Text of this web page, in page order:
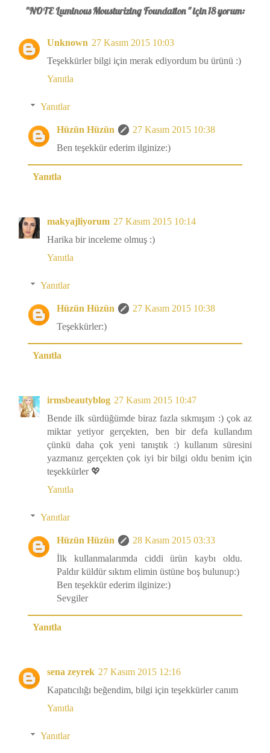
"NOTE Luminous Mousturizing Foundation " için 18 yorum:
Unknown 27 Kasım 2015 10:03
Teşekkürler bilgi için merak ediyordum bu ürünü :)
Yanıtla
Yanıtlar
Hüzün Hüzün
27 Kasım 2015 10:38
Ben teşekkür ederim ilginize:)
Yanıtla
makyajliyorum 27 Kasım 2015 10:14
Harika bir inceleme olmuş :)
Yanıtla
Yanıtlar
Hüzün Hüzün
27 Kasım 2015 10:38
Teşekkürler:)
Yanıtla
irmsbeautyblog 27 Kasım 2015 10:47
Bende ilk sürdüğümde biraz fazla sıkmışım :) çok az
miktar yetiyor gerçekten, ben bir defa kullandım
çünkü daha çok yeni tanıştık :) kullanım süresini
yazmanız gerçekten çok iyi bir bilgi oldu benim için
teşekkürler 💖
Yanıtla
Yanıtlar
Hüzün Hüzün
28 Kasım 2015 03:33
İlk kullanmalarımda ciddi ürün kaybı oldu.
Paldır küldür sıktım elimin üstüne boş bulunup:)
Ben teşekkür ederim ilginize:)
Sevgiler
Yanıtla
sena zeyrek 27 Kasım 2015 12:16
Kapatıcılığı beğendim, bilgi için teşekkürler canım
Yanıtla
Yanıtlar